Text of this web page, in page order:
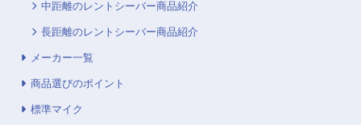
中距離のレントシーバー商品紹介
長距離のレントシーバー商品紹介
メーカー一覧
商品選びのポイント
標準マイク